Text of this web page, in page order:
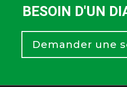
BESOIN D'UN
Demander une